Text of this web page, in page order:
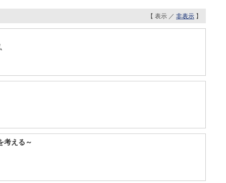
【 表示 ／ 非表示 】
考える～